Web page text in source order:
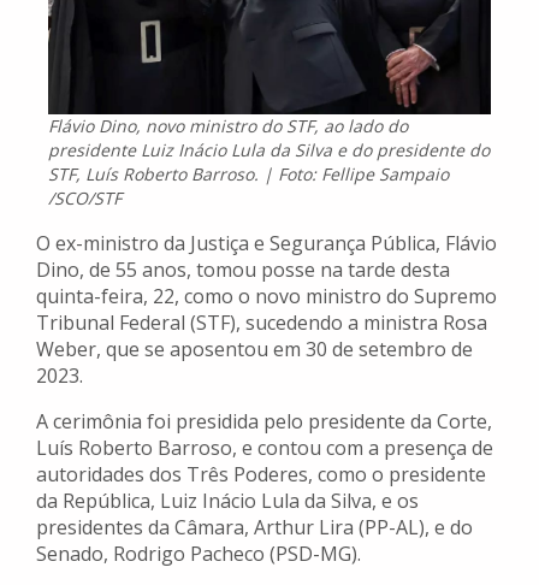
Flávio Dino, novo ministro do STF, ao lado do
presidente Luiz Inácio Lula da Silva e do presidente do
STF, Luís Roberto Barroso. | Foto: Fellipe Sampaio
/SCO/STF
O ex-ministro da Justiça e Segurança Pública, Flávio
Dino, de 55 anos, tomou posse na tarde desta
quinta-feira, 22, como o novo ministro do Supremo
Tribunal Federal (STF), sucedendo a ministra Rosa
Weber, que se aposentou em 30 de setembro de
2023.
A cerimônia foi presidida pelo presidente da Corte,
Luís Roberto Barroso, e contou com a presença de
autoridades dos Três Poderes, como o presidente
da República, Luiz Inácio Lula da Silva, e os
presidentes da Câmara, Arthur Lira (PP-AL), e do
Senado, Rodrigo Pacheco (PSD-MG).